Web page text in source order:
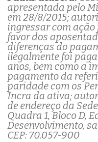
apresentada pelo
em 28/8/2015;
ingressar com
favor dos
diferenças do
ilegalmente foi
anos, bem como a
pagamento da
paridade com os
Incra da ativa;
de endereço da
Quadra 1, Bloco D,
Desenvolvimento,
CEP: 70.057-900